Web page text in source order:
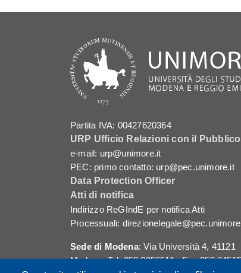
Partita IVA: 00427620364
URP Ufficio Relazioni con il Pubblico
e-mail: urp@unimore.it
PEC: primo contatto:
Data Protection Officer
Atti di notifica
Indirizzo ReGIndE per notifica Atti
Processuali:
Sede di Modena: Via Università 4, 41121
Modena, Tel. 059 2056511 - Fax 059